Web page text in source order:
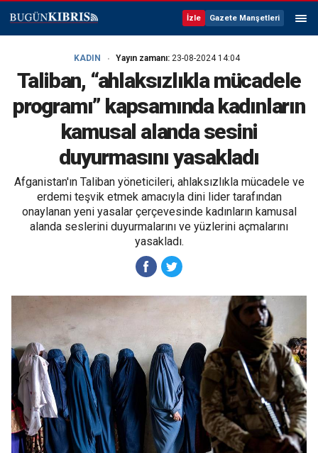
İzle Gazete Manşetleri
KADIN Yayın zamanı: 23-08-2024 14:04
Taliban, “ahlaksızlıkla mücadele
programı” kapsamında kadınların
kamusal alanda sesini
duyurmasını yasakladı
Afganistan'ın Taliban yöneticileri, ahlaksızlıkla mücadele ve
erdemi teşvik etmek amacıyla dini lider tarafından
onaylanan yeni yasalar çerçevesinde kadınların kamusal
alanda seslerini duyurmalarını ve yüzlerini açmalarını
yasakladı.